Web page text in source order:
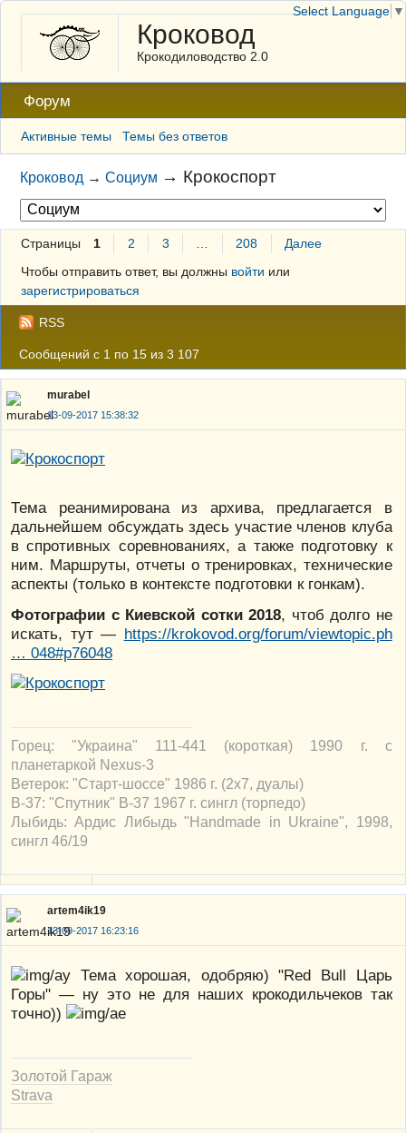
Кроковод
Крокодиловодство 2.0
Форум
Активные темы Темы без ответов
Кроковод →Социум → Крокоспорт
Страницы 1 2 3 208
Далее
Чтобы отправить ответ, вы должны войти или
зарегистрироваться
RSS
Сообщений с 1 по 15 из 3 107
murabel
13-09-2017 15:38:32
Тема реанимирована из архива, предлагается в
дальнейшем обсуждать здесь участие членов клуба
в спротивных соревнованиях, а также подготовку к
ним. Маршруты, отчеты о тренировках, технические
аспекты (только в контексте подготовки к гонкам).
Фотографии с Киевской сотки 2018, чтоб долго не
искать, тут — https://krokovod.org/forum/viewtopic.ph
… 048#p76048
Горец: "Украина" 111-441 (короткая) 1990 г. с
планетаркой Nexus-3
Ветерок: "Старт-шоссе" 1986 г. (2х7, дуалы)
В-37: "Спутник" В-37 1967 г. сингл (торпедо)
Лыбидь: Ардис Либыдь "Handmade in Ukraine", 1998,
сингл 46/19
artem4ik19
13-09-2017 16:23:16
Тема хорошая, одобряю) "Red Bull Царь
Горы" — ну это не для наших крокодильчеков так
точно))
Золотой Гараж
Strava
Select Language ▼